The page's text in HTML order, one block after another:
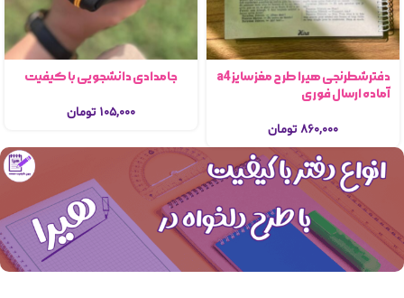
دفترشطرنجی هیرا طرح مغز سایز a4
آماده ارسال فوری
۸۶۰,۰۰۰ تومان
جامدادی دانشجویی با کیفیت
۱۰۵,۰۰۰ تومان